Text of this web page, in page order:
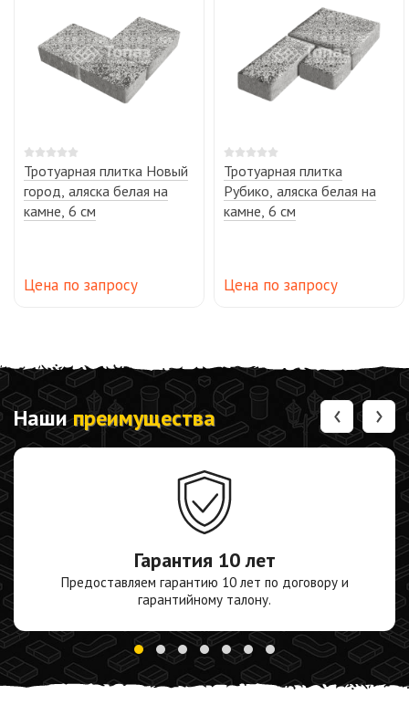
Тротуарная плитка Новый
город, аляска белая на
камне, 6 см
Цена по запросу
Тротуарная плитка
Рубико, аляска белая на
камне, 6 см
Цена по запросу
Нашипреимущества
Гарантия 10 лет
Предоставляем гарантию 10 лет по договору и
гарантийному талону.
‹ ›